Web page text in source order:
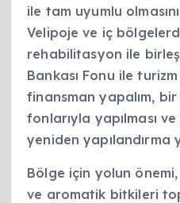
ile tam uyumlu
Velipoje ve iç
rehabilitasyon ile
Bankası Fonu ile
finansman yapalım, bir
fonlarıyla yapılması
yeniden yapılandırma
Bölge için yolun
ve aromatik bitkileri